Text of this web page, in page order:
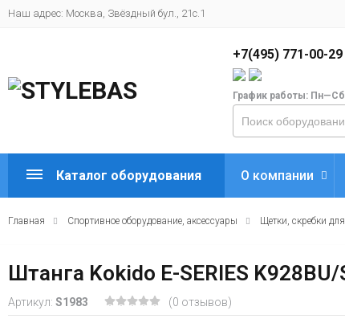
Наш адрес: Москва, Звёздный бул., 21с.1
+7(495) 771-00-29
График работы:
Каталог оборудования О компании
Главная Спортивное оборудование, аксессуары Щетки, скребки
Штанга Kokido E-SERIES
Артикул: S1983 (0 отзывов)